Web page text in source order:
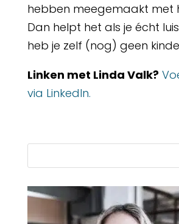
hebben meegemaakt met
Dan helpt het als je écht
heb je zelf (nog) geen
Linken met Linda Valk?
via LinkedIn.